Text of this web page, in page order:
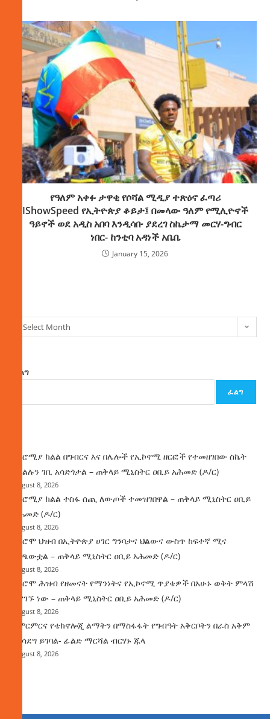
የዓለም አቀፉ ታዋቂ የሶሻል ሚዲያ ተጽዕኖ ፈጣሪ
IShowSpeed የኢትዮጵያ ቆይታ፤ በመላው ዓለም የሚሊዮኖች
ዓይኖች ወደ አዲስ አበባ እንዲሳቡ ያደረገ ስኬታማ መርሃ-ግብር
ነበር- ከንቲባ አዳነች አቤቤ
January 15, 2026
Select Month
ፈልግ
ፈልግ
በኦሮሚያ ክልል በግብርና እና በሌሎች የኢኮኖሚ ዘርፎች የተመዘገበው ስኬት
የክልሉን ገቢ አሳድጎታል – ጠቅላይ ሚኒስትር ዐቢይ አሕመድ (ዶ/ር)
August 8, 2026
በኦሮሚያ ክልል ተስፋ ሰጪ ለውጦች ተመዝገበዋል – ጠቅላይ ሚኒስትር ዐቢይ
አሕመድ (ዶ/ር)
August 8, 2026
የኦሮሞ ህዝብ በኢትዮጵያ ሀገር ግንባታና ህልውና ውስጥ ከፍተኛ ሚና
ተጫውቷል – ጠቅላይ ሚኒስትር ዐቢይ አሕመድ (ዶ/ር)
August 8, 2026
የኦሮሞ ሕዝብ የዘመናት የማንነትና የኢኮኖሚ ጥያቄዎች በአሁኑ ወቅት ምላሽ
እያገኙ ነው – ጠቅላይ ሚኒስትር ዐቢይ አሕመድ (ዶ/ር)
August 8, 2026
የምርምርና የቴክኖሎጂ ልማትን በማስፋፋት የግብዓት አቅርቦትን በራስ አቅም
ማሳደግ ይገባል- ፊልድ ማርሻል ብርሃኑ ጁላ
August 8, 2026